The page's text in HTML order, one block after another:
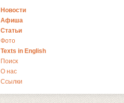
Новости
Афиша
Статьи
Фото
Texts in English
Поиск
О нас
Ссылки